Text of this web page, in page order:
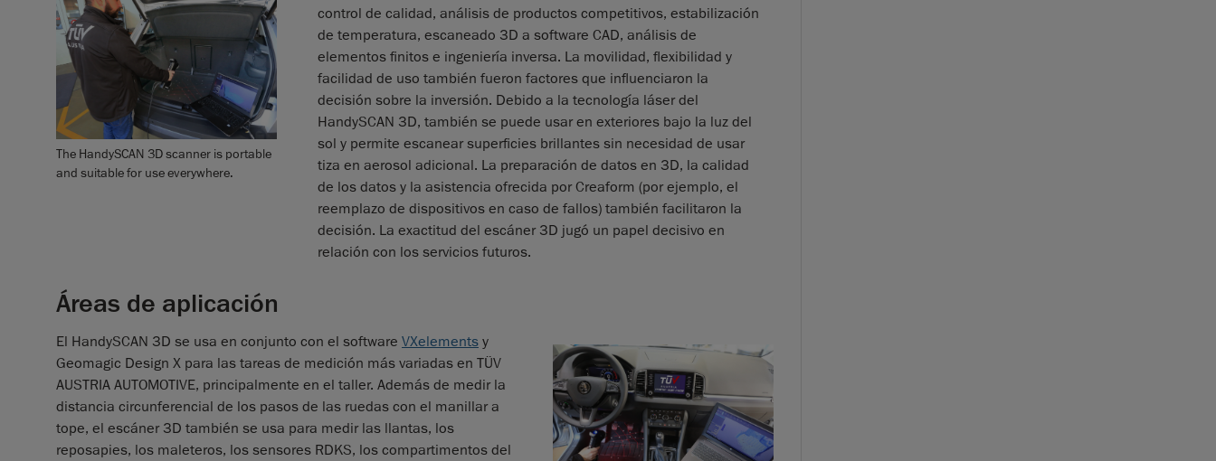
The HandySCAN 3D scanner is portable
and suitable for use everywhere.
control de calidad, análisis de productos competitivos, estabilización
de temperatura, escaneado 3D a software CAD, análisis de
elementos finitos e ingeniería inversa. La movilidad, flexibilidad y
facilidad de uso también fueron factores que influenciaron la
decisión sobre la inversión. Debido a la tecnología láser del
HandySCAN 3D, también se puede usar en exteriores bajo la luz del
sol y permite escanear superficies brillantes sin necesidad de usar
tiza en aerosol adicional. La preparación de datos en 3D, la calidad
de los datos y la asistencia ofrecida por Creaform (por ejemplo, el
reemplazo de dispositivos en caso de fallos) también facilitaron la
decisión. La exactitud del escáner 3D jugó un papel decisivo en
relación con los servicios futuros.
Áreas de aplicación
El HandySCAN 3D se usa en conjunto con el software VXelements y
Geomagic Design X para las tareas de medición más variadas en TÜV
AUSTRIA AUTOMOTIVE, principalmente en el taller. Además de medir la
distancia circunferencial de los pasos de las ruedas con el manillar a
tope, el escáner 3D también se usa para medir las llantas, los
reposapies, los maleteros, los sensores RDKS, los compartimentos del